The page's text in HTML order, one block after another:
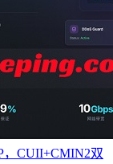
，CUII+CMIN2双